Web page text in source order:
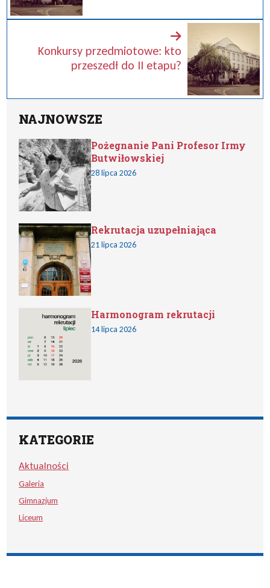
Konkursy przedmiotowe: kto
przeszedł do II etapu?
NAJNOWSZE
Pożegnanie Pani Profesor Irmy
Butwiłowskiej
28 lipca 2026
Rekrutacja uzupełniająca
21 lipca 2026
Harmonogram rekrutacji
14 lipca 2026
KATEGORIE
Aktualności
Galeria
Gimnazjum
Liceum